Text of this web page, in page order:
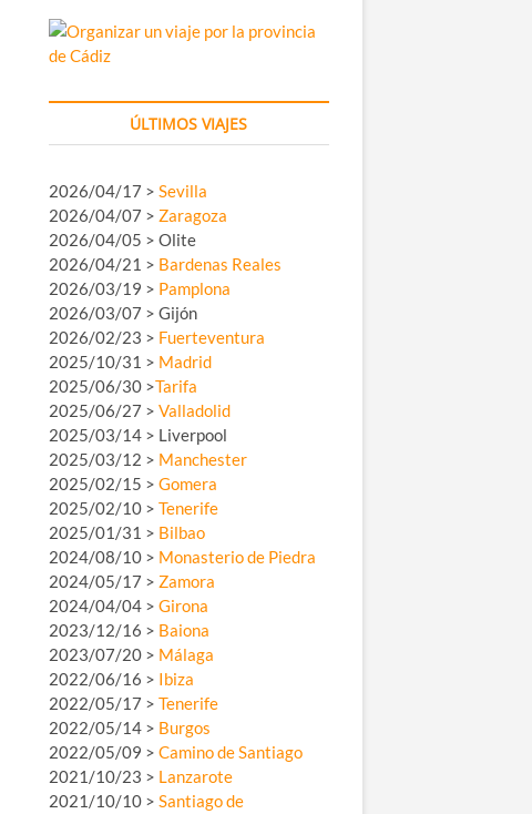
ÚLTIMOS VIAJES
2026/04/17 > Sevilla
2026/04/07 > Zaragoza
2026/04/05 > Olite
2026/04/21 > Bardenas Reales
2026/03/19 > Pamplona
2026/03/07 > Gijón
2026/02/23 > Fuerteventura
2025/10/31 > Madrid
2025/06/30 >Tarifa
2025/06/27 > Valladolid
2025/03/14 > Liverpool
2025/03/12 > Manchester
2025/02/15 > Gomera
2025/02/10 > Tenerife
2025/01/31 > Bilbao
2024/08/10 > Monasterio de Piedra
2024/05/17 > Zamora
2024/04/04 > Girona
2023/12/16 > Baiona
2023/07/20 > Málaga
2022/06/16 > Ibiza
2022/05/17 > Tenerife
2022/05/14 > Burgos
2022/05/09 > Camino de Santiago
2021/10/23 > Lanzarote
2021/10/10 > Santiago de